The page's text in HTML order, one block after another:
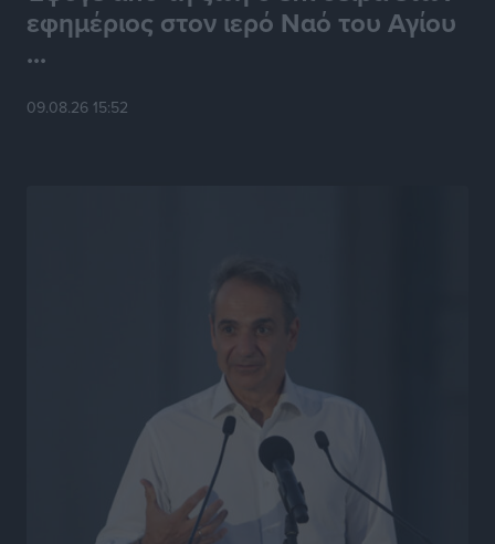
εφημέριος στον ιερό Ναό του Αγίου
...
09.08.26 15:52